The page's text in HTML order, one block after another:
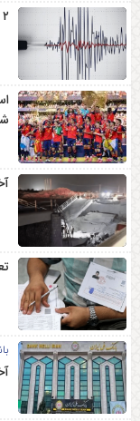
۲ زلزله‌ بالای ۵ ریشتر کرمانشاه را لرزاند